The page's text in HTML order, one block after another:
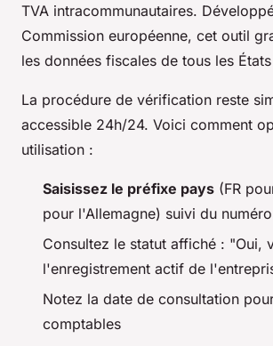
TVA intracommunautaires.
Commission européenne, cet outil
les données fiscales de tous les
La procédure de vérification reste
accessible 24h/24. Voici comment
utilisation :
Saisissez le préfixe pays (FR
pour l'Allemagne) suivi du
Consultez le statut affiché : "Oui,
l'enregistrement actif de
Notez la date de consultation
comptables